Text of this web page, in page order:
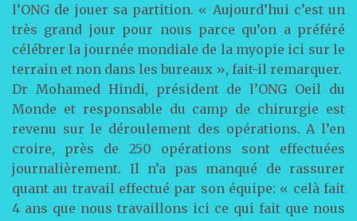
l’ONG de jouer sa partition. « Aujourd’hui c’est un
très grand jour pour nous parce qu’on a préféré
célébrer la journée mondiale de la myopie ici sur le
terrain et non dans les bureaux », fait-il remarquer.
Dr Mohamed Hindi, président de l’ONG Oeil du
Monde et responsable du camp de chirurgie est
revenu sur le déroulement des opérations. A l’en
croire, près de 250 opérations sont effectuées
journalièrement. Il n’a pas manqué de rassurer
quant au travail effectué par son équipe: « celà fait
4 ans que nous travaillons ici ce qui fait que nous